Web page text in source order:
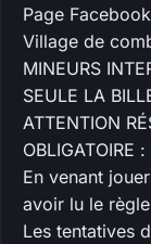
Page
Village de
MINEURS
SEULE LA
ATTENTION
OBLIGATOIRE :
En venant
avoir lu le
Les tentatives